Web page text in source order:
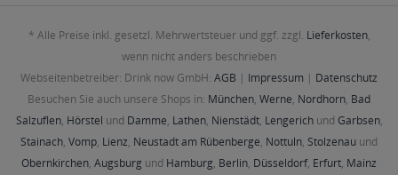
* Alle Preise inkl. gesetzl. Mehrwertsteuer und ggf. zzgl. Lieferkosten,
wenn nicht anders beschrieben
Webseitenbetreiber: Drink now GmbH: AGB | Impressum | Datenschutz
Besuchen Sie auch unsere Shops in: München, Werne, Nordhorn, Bad
Salzuflen, Hörstel und Damme, Lathen, Nienstädt, Lengerichund Garbsen,
Stainach, Vomp, Lienz, Neustadt am Rübenberge, Nottuln, Stolzenau und
Obernkirchen, Augsburg und Hamburg, Berlin, Düsseldorf, Erfurt, Mainz